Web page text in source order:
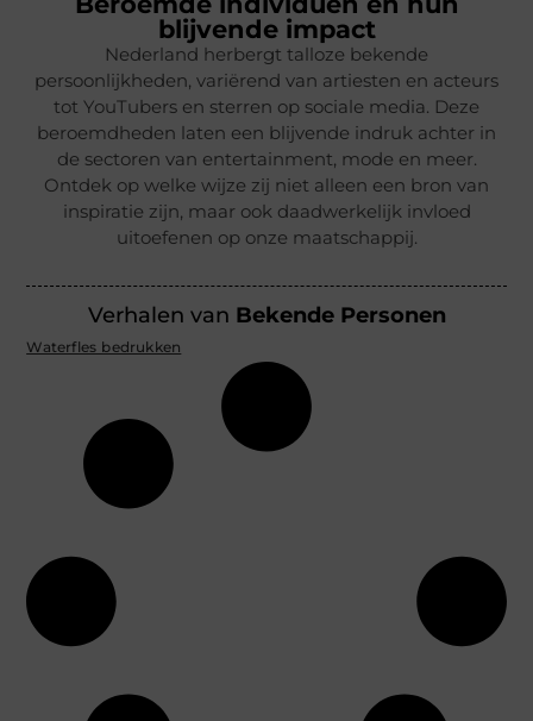
blijvende impact
Nederland herbergt talloze bekende
persoonlijkheden, variërend van artiesten en acteurs
tot YouTubers en sterren op sociale media. Deze
beroemdheden laten een blijvende indruk achter in
de sectoren van entertainment, mode en meer.
Ontdek op welke wijze zij niet alleen een bron van
inspiratie zijn, maar ook daadwerkelijk invloed
uitoefenen op onze maatschappij.
Verhalen van Bekende Personen
Waterfles bedrukken